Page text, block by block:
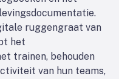
ruggengraat van
het
trainen, behouden
van hun teams,